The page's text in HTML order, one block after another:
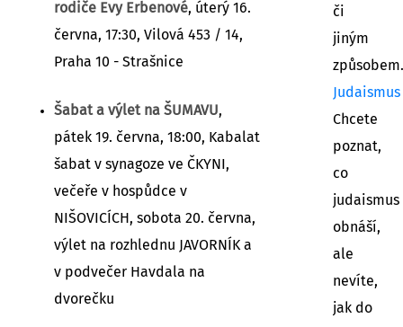
rodiče Evy Erbenové, úterý 16.
června, 17:30, Vilová 453 / 14,
Praha 10 - Strašnice
Šabat a výlet na ŠUMAVU,
pátek 19. června, 18:00, Kabalat
šabat v synagoze ve ČKYNI,
večeře v hospůdce v
NIŠOVICÍCH, sobota 20. června,
výlet na rozhlednu JAVORNÍK a
v podvečer Havdala na
dvorečku
či
jiným
způsobem.
Judaismus
Chcete
poznat,
co
judaismus
obnáší,
ale
nevíte,
jak do